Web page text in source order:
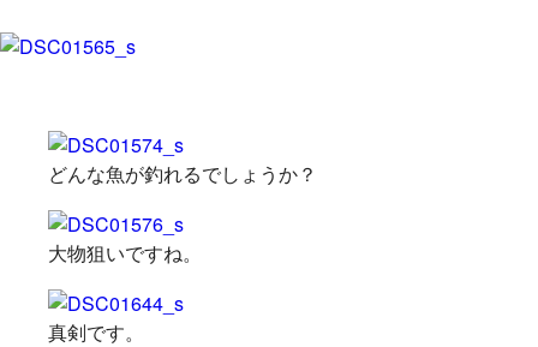
どんな魚が釣れるでしょうか？
大物狙いですね。
真剣です。